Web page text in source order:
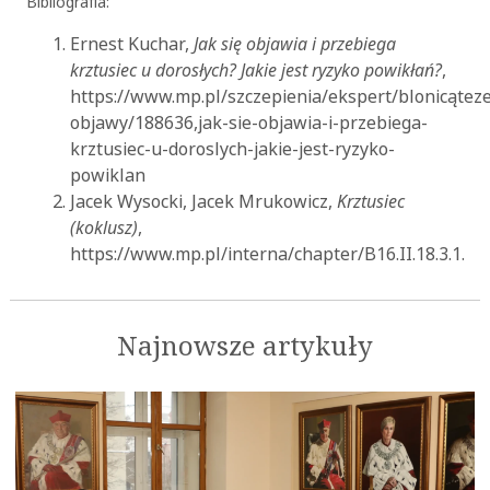
Ernest Kuchar, Jak się objawia i przebiega
krztusiec u dorosłych? Jakie jest ryzyko powikłań?,
https://www.mp.pl/szczepienia/ekspert/
objawy/188636,jak-sie-objawia-i-przebiega-
krztusiec-u-doroslych-jakie-jest-ryzyko-
powiklan
Jacek Wysocki, Jacek Mrukowicz, Krztusiec
(koklusz),
https://www.mp.pl/interna/chapter/B16.II.18.3.1.
Najnowsze artykuły